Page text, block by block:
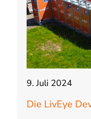
9. Juli 2024
Die LivEye